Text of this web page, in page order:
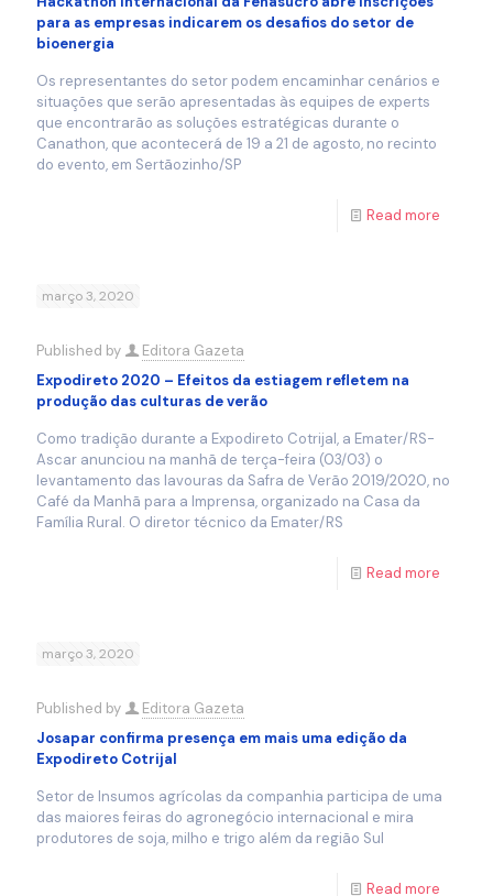
para as empresas indicarem os desafios do setor de
bioenergia
Os representantes do setor podem encaminhar cenários e
situações que serão apresentadas às equipes de experts
que encontrarão as soluções estratégicas durante o
Canathon, que acontecerá de 19 a 21 de agosto, no recinto
do evento, em Sertãozinho/SP
Read more
março 3, 2020
Published by
Editora Gazeta
Expodireto 2020 – Efeitos da estiagem refletem na
produção das culturas de verão
Como tradição durante a Expodireto Cotrijal, a Emater/RS-
Ascar anunciou na manhã de terça-feira (03/03) o
levantamento das lavouras da Safra de Verão 2019/2020, no
Café da Manhã para a Imprensa, organizado na Casa da
Família Rural. O diretor técnico da Emater/RS
Read more
março 3, 2020
Published by
Editora Gazeta
Josapar confirma presença em mais uma edição da
Expodireto Cotrijal
Setor de Insumos agrícolas da companhia participa de uma
das maiores feiras do agronegócio internacional e mira
produtores de soja, milho e trigo além da região Sul
Read more